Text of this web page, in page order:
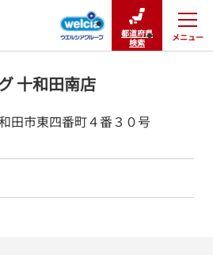
都道府県
検索
メニュー
閉じる
十和田南店
田市東四番町４番３０号